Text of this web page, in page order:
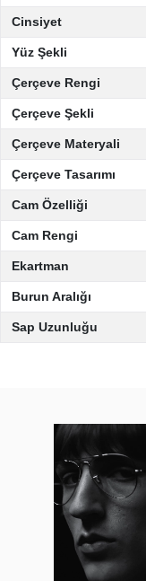
Cinsiyet
Yüz Şekli
Çerçeve Rengi
Çerçeve Şekli
Çerçeve Materyali
Çerçeve Tasarımı
Cam Özelliği
Cam Rengi
Ekartman
Burun Aralığı
Sap Uzunluğu